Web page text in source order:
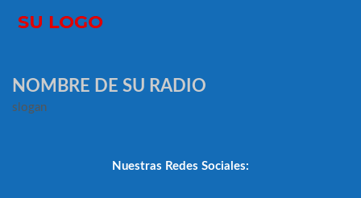
NOMBRE DE SU RADIO
slogan
Nuestras Redes Sociales: